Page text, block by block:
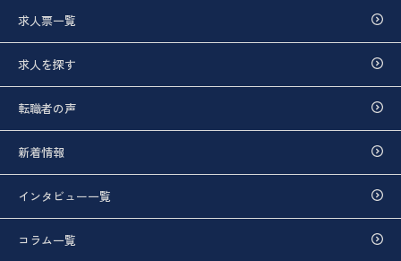
求人票一覧
求人を探す
転職者の声
新着情報
インタビュー一覧
コラム一覧